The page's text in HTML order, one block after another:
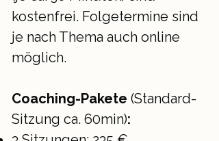
kostenfrei. Folgetermine sind
je nach Thema auch online
möglich.
Coaching-Pakete (Standard-
Sitzung ca. 60min):